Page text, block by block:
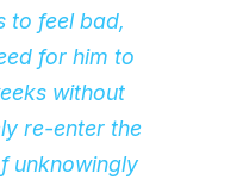
to feel bad,
for him to
without
re-enter the
unknowingly